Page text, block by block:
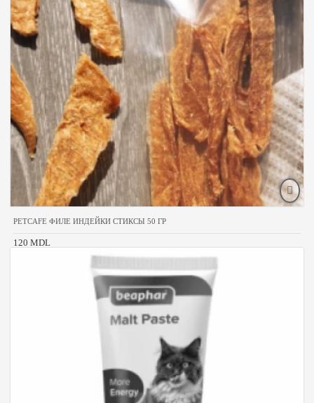
PETCAFE ФИЛЕ ИНДЕЙКИ СТИКСЫ 50 ГР
120 MDL